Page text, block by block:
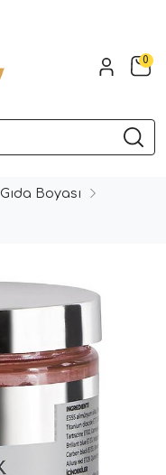
0
Gıda Boyası